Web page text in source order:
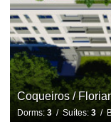
Coqueiros /
Dorms: 3/ Suítes: 3/